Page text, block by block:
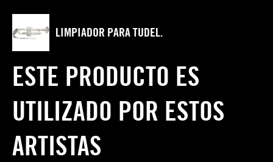
LIMPIADOR PARA TUDEL.
ESTE PRODUCTO ES
UTILIZADO POR ESTOS
ARTISTAS